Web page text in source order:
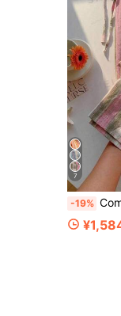
7
-19% Comfortcana プラスサ